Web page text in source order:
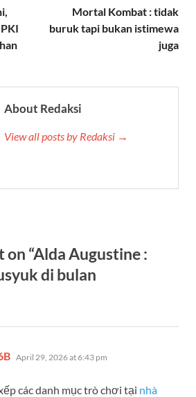
Mortal Kombat : tidak
buruk tapi bukan istimewa
juga
About Redaksi
View all posts by Redaksi →
on “Alda Augustine :
di bulan
says:
April 29, 2026 at 6:43 pm
các danh mục trò chơi tại nhà